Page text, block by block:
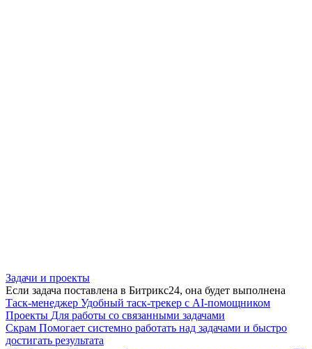
Задачи и проекты
Если задача поставлена в Битрикс24, она будет выполнена
Таск-менеджер Удобный таск-трекер с AI-помощником
Проекты Для работы со связанными задачами
Скрам Помогает системно работать над задачами и быстро
достигать результата